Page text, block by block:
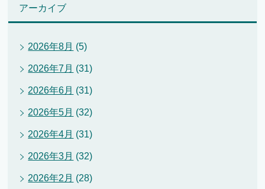
アーカイブ
2026年8月 (5)
2026年7月 (31)
2026年6月 (31)
2026年5月 (32)
2026年4月 (31)
2026年3月 (32)
2026年2月 (28)